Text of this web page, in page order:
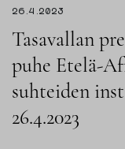
26.4.2023
Tasavallan
puhe Etelä-
suhteiden
26.4.2023